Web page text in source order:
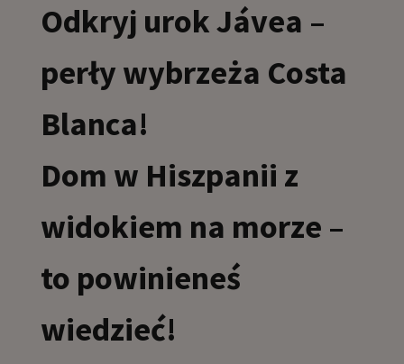
Odkryj urok Jávea –
perły wybrzeża Costa
Blanca!
Dom w Hiszpanii z
widokiem na morze –
to powinieneś
wiedzieć!